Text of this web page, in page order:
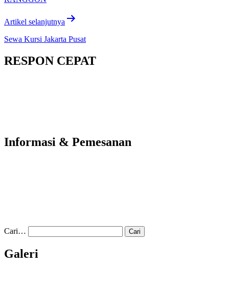
Artikel selanjutnya
Sewa Kursi Jakarta Pusat
RESPON CEPAT
Informasi & Pemesanan
Cari…
Galeri